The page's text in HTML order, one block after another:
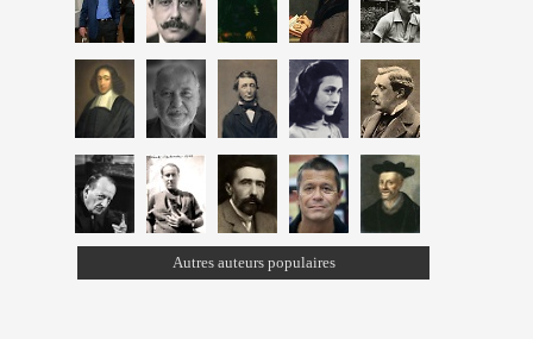
Autres auteurs populaires